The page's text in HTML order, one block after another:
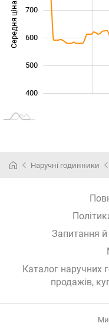
Середня ціна
400
500
600
700
Наручні годинники
Запитання
Каталог наручних
продажів,
Ми